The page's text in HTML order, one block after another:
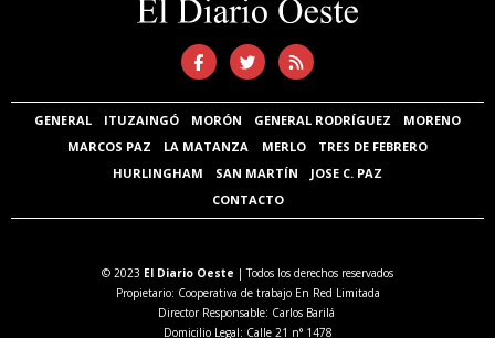
GENERAL ITUZAINGÓ MORÓN GENERAL RODRÍGUEZ
MORENO
MARCOS PAZ
LA MATANZA MERLO
TRES DE FEBRERO
HURLINGHAM
SAN MARTÍN
JOSE C. PAZ
CONTACTO
© 2023 El Diario Oeste | Todos los derechos reservados
Propietario: Cooperativa de trabajo En Red Limitada
Director Responsable: Carlos Barilá
Domicilio Legal: Calle 21 n° 1478